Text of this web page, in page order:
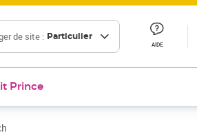
de site : Particulier
AIDE
Prince